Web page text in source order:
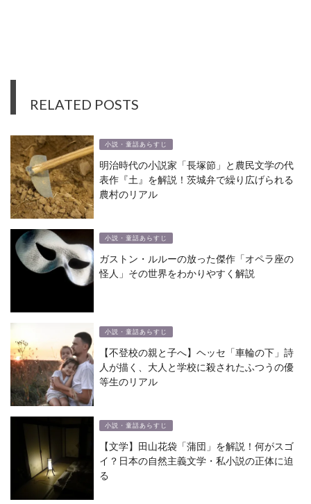
RELATED POSTS
小説・童話あらすじ
明治時代の小説家「長塚節」と農民文学の代
表作『土』を解説！茨城弁で繰り広げられる
農村のリアル
小説・童話あらすじ
ガストン・ルルーの放った傑作「オペラ座の
怪人」その世界をわかりやすく解説
小説・童話あらすじ
【不登校の親と子へ】ヘッセ「車輪の下」詩
人が描く、大人と学校に殺されたふつうの優
等生のリアル
小説・童話あらすじ
【文学】田山花袋「蒲団」を解説！何がスゴ
イ？日本の自然主義文学・私小説の正体に迫
る